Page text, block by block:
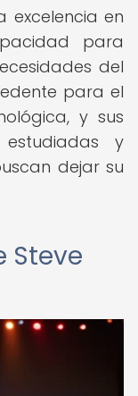
excelencia en
para
del
para el
y sus
estudiadas y
dejar su
Steve